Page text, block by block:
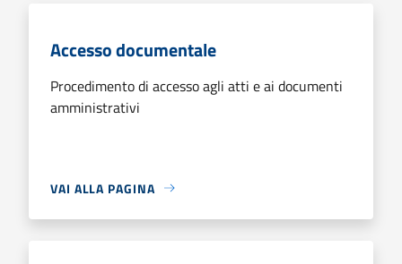
Accesso documentale
Procedimento di accesso agli atti e ai documenti
amministrativi
VAI ALLA PAGINA